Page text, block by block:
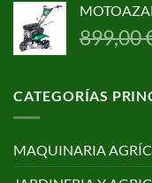
899,00
CATEGORÍAS
MAQUINARIA